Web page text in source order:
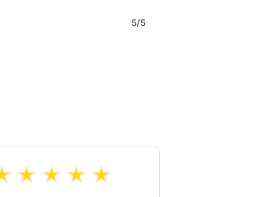
5/5